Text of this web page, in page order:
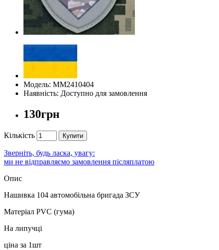
Модель: ММ2410404
Наявність: Доступно для замовлення
130грн
Кількість Купити
Зверніть, будь ласка, увагу:
ми не відправляємо замовлення післяплатою
Опис
Нашивка 104 автомобільна бригада ЗСУ
Матеріал PVC (гума)
На липучці
ціна за 1шт